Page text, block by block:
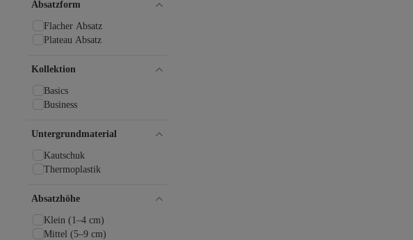
Absatzform
Flacher Absatz
Plateau Absatz
Kollektion
Basics
Business
Untergrundmaterial
Kautschuk
Thermoplastik
Absatzhöhe
Klein (1–4 cm)
Mittel (5–9 cm)